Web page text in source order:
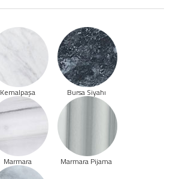
Kemalpaşa Bursa Siyahı
Marmara Marmara Pijama